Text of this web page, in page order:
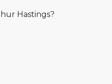
Hastings?